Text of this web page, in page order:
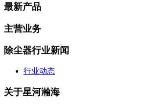
最新产品
主营业务
除尘器行业新闻
行业动态
关于星河瀚海